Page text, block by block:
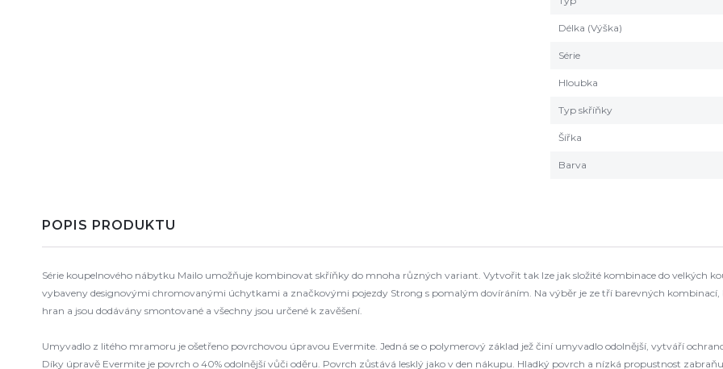
Délka (Výška)
Série
Hloubka
Typ skříňky
Šířka
Barva
POPIS PRODUKTU
Série koupelnového nábytku Mailo umožňuje kombinovat skříňky do mnoha různých variant. Vytvořit tak lze jak složité kombinace do velkých
vybaveny designovými chromovanými úchytkami a značkovými pojezdy Strong s pomalým dovíráním. Na výběr je ze tří barevných kombinací,
hran a jsou dodávány smontované a všechny jsou určené k zavěšení.
Umyvadlo z litého mramoru je ošetřeno povrchovou úpravou Evermite. Jedná se o polymerový základ jež činí umyvadlo odolnější, vytváří
Díky úpravě Evermite je povrch o 40% odolnější vůči oděru. Povrch zůstává lesklý jako v den nákupu. Hladký povrch a nízká propustnost